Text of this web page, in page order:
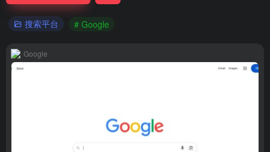
搜索平台 # Google
Google